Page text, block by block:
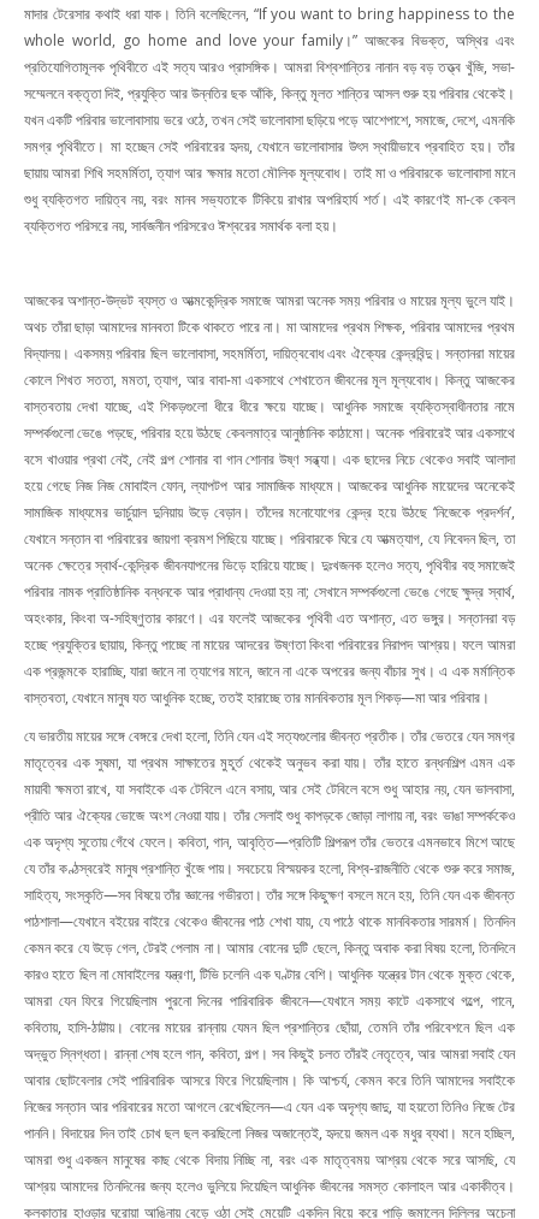
মাদার টেরেসার কথাই ধরা যাক। তিনি বলেছিলেন, “If you want to bring happiness to the
whole world, go home and love your family।” আজকের বিভক্ত, অস্থির এবং
প্রতিযোগিতামূলক পৃথিবীতে এই সত্য আরও প্রাসঙ্গিক। আমরা বিশ্বশান্তির নানান বড় বড় তত্ত্ব খুঁজি, সভা-
সম্মেলনে বক্তৃতা দিই, প্রযুক্তি আর উন্নতির ছক আঁকি, কিন্তু মূলত শান্তির আসল শুরু হয় পরিবার থেকেই।
যখন একটি পরিবার ভালোবাসায় ভরে ওঠে, তখন সেই ভালোবাসা ছড়িয়ে পড়ে আশেপাশে, সমাজে, দেশে, এমনকি
সমগ্র পৃথিবীতে। মা হচ্ছেন সেই পরিবারের হৃদয়, যেখানে ভালোবাসার উৎস স্থায়ীভাবে প্রবাহিত হয়। তাঁর
ছায়ায় আমরা শিখি সহমর্মিতা, ত্যাগ আর ক্ষমার মতো মৌলিক মূল্যবোধ। তাই মা ও পরিবারকে ভালোবাসা মানে
শুধু ব্যক্তিগত দায়িত্ব নয়, বরং মানব সভ্যতাকে টিকিয়ে রাখার অপরিহার্য শর্ত। এই কারণেই মা-কে কেবল
ব্যক্তিগত পরিসরে নয়, সার্বজনীন পরিসরেও ঈশ্বরের সমার্থক বলা হয়।
আজকের অশান্ত-উদ্ভট ব্যস্ত ও আত্মকেন্দ্রিক সমাজে আমরা অনেক সময় পরিবার ও মায়ের মূল্য ভুলে যাই।
অথচ তাঁরা ছাড়া আমাদের মানবতা টিকে থাকতে পারে না। মা আমাদের প্রথম শিক্ষক, পরিবার আমাদের প্রথম
বিদ্যালয়। একসময় পরিবার ছিল ভালোবাসা, সহমর্মিতা, দায়িত্ববোধ এবং ঐক্যের কেন্দ্রবিন্দু। সন্তানরা মায়ের
কোলে শিখত সততা, মমতা, ত্যাগ, আর বাবা-মা একসাথে শেখাতেন জীবনের মূল মূল্যবোধ। কিন্তু আজকের
বাস্তবতায় দেখা যাচ্ছে, এই শিকড়গুলো ধীরে ধীরে ক্ষয়ে যাচ্ছে। আধুনিক সমাজে ব্যক্তিস্বাধীনতার নামে
সম্পর্কগুলো ভেঙে পড়ছে, পরিবার হয়ে উঠছে কেবলমাত্র আনুষ্ঠানিক কাঠামো। অনেক পরিবারেই আর একসাথে
বসে খাওয়ার প্রথা নেই, নেই গল্প শোনার বা গান শোনার উষ্ণ সন্ধ্যা। এক ছাদের নিচে থেকেও সবাই আলাদা
হয়ে গেছে নিজ নিজ মোবাইল ফোন, ল্যাপটপ আর সামাজিক মাধ্যমে। আজকের আধুনিক মায়েদের অনেকেই
সামাজিক মাধ্যমের ভার্চুয়াল দুনিয়ায় উড়ে বেড়ান। তাঁদের মনোযোগের কেন্দ্র হয়ে উঠছে ‘নিজেকে প্রদর্শন’,
যেখানে সন্তান বা পরিবারের জায়গা ক্রমশ পিছিয়ে যাচ্ছে। পরিবারকে ঘিরে যে আত্মত্যাগ, যে নিবেদন ছিল, তা
অনেক ক্ষেত্রে স্বার্থ-কেন্দ্রিক জীবনযাপনের ভিড়ে হারিয়ে যাচ্ছে। দুঃখজনক হলেও সত্য, পৃথিবীর বহু সমাজেই
পরিবার নামক প্রাতিষ্ঠানিক বন্ধনকে আর প্রাধান্য দেওয়া হয় না; সেখানে সম্পর্কগুলো ভেঙে গেছে ক্ষুদ্র স্বার্থ,
অহংকার, কিংবা অ-সহিষ্ণুতার কারণে। এর ফলেই আজকের পৃথিবী এত অশান্ত, এত ভঙ্গুর। সন্তানরা বড়
হচ্ছে প্রযুক্তির ছায়ায়, কিন্তু পাচ্ছে না মায়ের আদরের উষ্ণতা কিংবা পরিবারের নিরাপদ আশ্রয়। ফলে আমরা
এক প্রজন্মকে হারাচ্ছি, যারা জানে না ত্যাগের মানে, জানে না একে অপরের জন্য বাঁচার সুখ। এ এক মর্মান্তিক
বাস্তবতা, যেখানে মানুষ যত আধুনিক হচ্ছে, ততই হারাচ্ছে তার মানবিকতার মূল শিকড়—মা আর পরিবার।
যে ভারতীয় মায়ের সঙ্গে বেঙ্গরে দেখা হলো, তিনি যেন এই সত্যগুলোর জীবন্ত প্রতীক। তাঁর ভেতরে যেন সমগ্র
মাতৃত্বের এক সুষমা, যা প্রথম সাক্ষাতের মুহূর্ত থেকেই অনুভব করা যায়। তাঁর হাতে রন্ধনশিল্প এমন এক
মায়াবী ক্ষমতা রাখে, যা সবাইকে এক টেবিলে এনে বসায়, আর সেই টেবিলে বসে শুধু আহার নয়, যেন ভালবাসা,
প্রীতি আর ঐক্যের ভোজে অংশ নেওয়া যায়। তাঁর সেলাই শুধু কাপড়কে জোড়া লাগায় না, বরং ভাঙা সম্পর্ককেও
এক অদৃশ্য সুতোয় গেঁথে ফেলে। কবিতা, গান, আবৃত্তি—প্রতিটি শিল্পরূপ তাঁর ভেতরে এমনভাবে মিশে আছে
যে তাঁর কণ্ঠস্বরেই মানুষ প্রশান্তি খুঁজে পায়। সবচেয়ে বিস্ময়কর হলো, বিশ্ব-রাজনীতি থেকে শুরু করে সমাজ,
সাহিত্য, সংস্কৃতি—সব বিষয়ে তাঁর জ্ঞানের গভীরতা। তাঁর সঙ্গে কিছুক্ষণ বসলে মনে হয়, তিনি যেন এক জীবন্ত
পাঠশালা—যেখানে বইয়ের বাইরে থেকেও জীবনের পাঠ শেখা যায়, যে পাঠে থাকে মানবিকতার সারমর্ম। তিনদিন
কেমন করে যে উড়ে গেল, টেরই পেলাম না। আমার বোনের দুটি ছেলে, কিন্তু অবাক করা বিষয় হলো, তিনদিনে
কারও হাতে ছিল না মোবাইলের যন্ত্রণা, টিভি চলেনি এক ঘণ্টার বেশি। আধুনিক যন্ত্রের টান থেকে মুক্ত থেকে,
আমরা যেন ফিরে গিয়েছিলাম পুরনো দিনের পারিবারিক জীবনে—যেখানে সময় কাটে একসাথে গল্পে, গানে,
কবিতায়, হাসি-ঠাট্টায়। বোনের মায়ের রান্নায় যেমন ছিল প্রশান্তির ছোঁয়া, তেমনি তাঁর পরিবেশনে ছিল এক
অদ্ভুত স্নিগ্ধতা। রান্না শেষ হলে গান, কবিতা, গল্প। সব কিছুই চলত তাঁরই নেতৃত্বে, আর আমরা সবাই যেন
আবার ছোটবেলার সেই পারিবারিক আসরে ফিরে গিয়েছিলাম। কি আশ্চর্য, কেমন করে তিনি আমাদের সবাইকে
নিজের সন্তান আর পরিবারের মতো আগলে রেখেছিলেন—এ যেন এক অদৃশ্য জাদু, যা হয়তো তিনিও নিজে টের
পাননি। বিদায়ের দিন তাই চোখ ছল ছল করছিলো নিজর অজান্তেই, হৃদয়ে জমল এক মধুর ব্যথা। মনে হচ্ছিল,
আমরা শুধু একজন মানুষের কাছ থেকে বিদায় নিচ্ছি না, বরং এক মাতৃত্বময় আশ্রয় থেকে সরে আসছি, যে
আশ্রয় আমাদের তিনদিনের জন্য হলেও ভুলিয়ে দিয়েছিল আধুনিক জীবনের সমস্ত কোলাহল আর একাকীত্ব।
কলকাতার হাওড়ার ঘরোয়া আঙিনায় বেড়ে ওঠা সেই মেয়েটি একদিন বিয়ে করে পাড়ি জমালেন দিল্লির অচেনা